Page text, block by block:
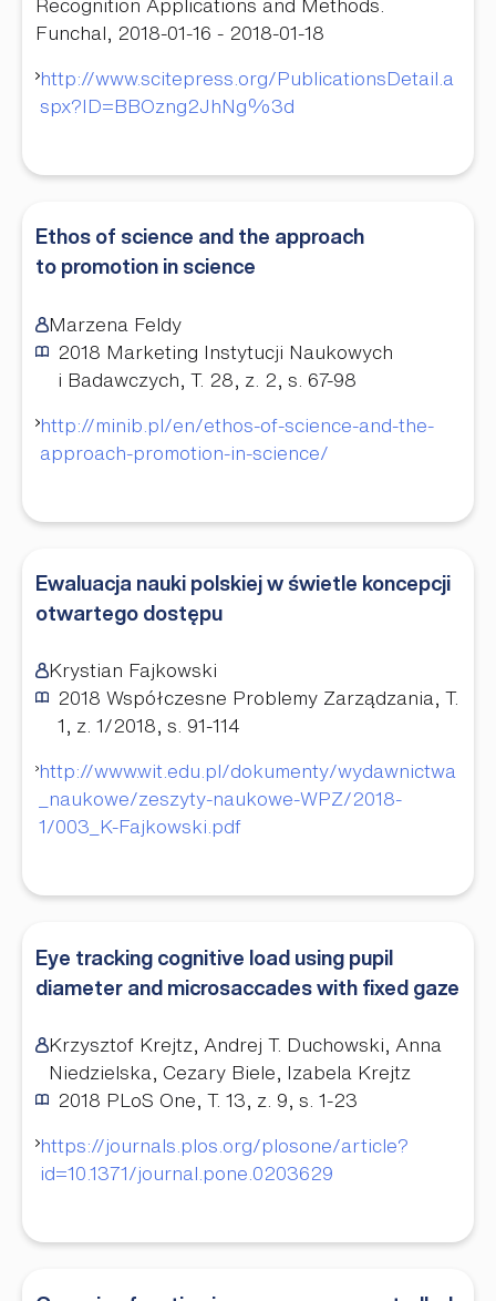
Funchal, 2018-01-16 - 2018-01-18
http://www.scitepress.org/PublicationsDetail.a
spx?ID=BBOzng2JhNg%3d
Ethos of science and the approach
to promotion in science
Marzena Feldy
2018 Marketing Instytucji Naukowych
i Badawczych, T. 28, z. 2, s. 67-98
http://minib.pl/en/ethos-of-science-and-the-
approach-promotion-in-science/
Ewaluacja nauki polskiej w świetle koncepcji
otwartego dostępu
Krystian Fajkowski
2018 Współczesne Problemy Zarządzania, T.
1, z. 1/2018, s. 91-114
http://www.wit.edu.pl/dokumenty/wydawnictwa
_naukowe/zeszyty-naukowe-WPZ/2018-
1/003_K-Fajkowski.pdf
Eye tracking cognitive load using pupil
diameter and microsaccades with fixed gaze
Krzysztof Krejtz, Andrej T. Duchowski, Anna
Niedzielska, Cezary Biele, Izabela Krejtz
2018 PLoS One, T. 13, z. 9, s. 1-23
https://journals.plos.org/plosone/article?
id=10.1371/journal.pone.0203629